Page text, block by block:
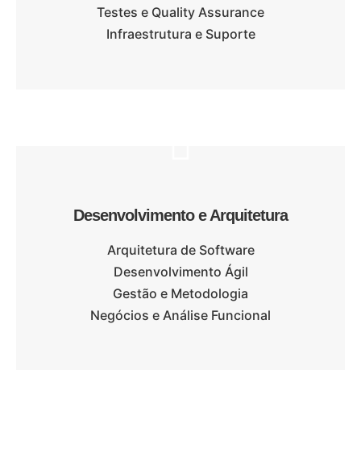
Testes e Quality Assurance
Infraestrutura e Suporte
Desenvolvimento e Arquitetura
Arquitetura de Software
Desenvolvimento Ágil
Gestão e Metodologia
Negócios e Análise Funcional